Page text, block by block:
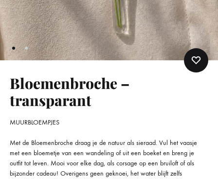
Bloemenbroche –
transparant
MUURBLOEMPJES
Met de Bloemenbroche draag je de natuur als sieraad. Vul het vaasje
met een bloemetje van een wandeling of uit een boeket en breng je
outfit tot leven. Mooi voor elke dag, als corsage op een bruiloft of als
bijzonder cadeau! Overigens geen geknoei, het water blijft zelfs